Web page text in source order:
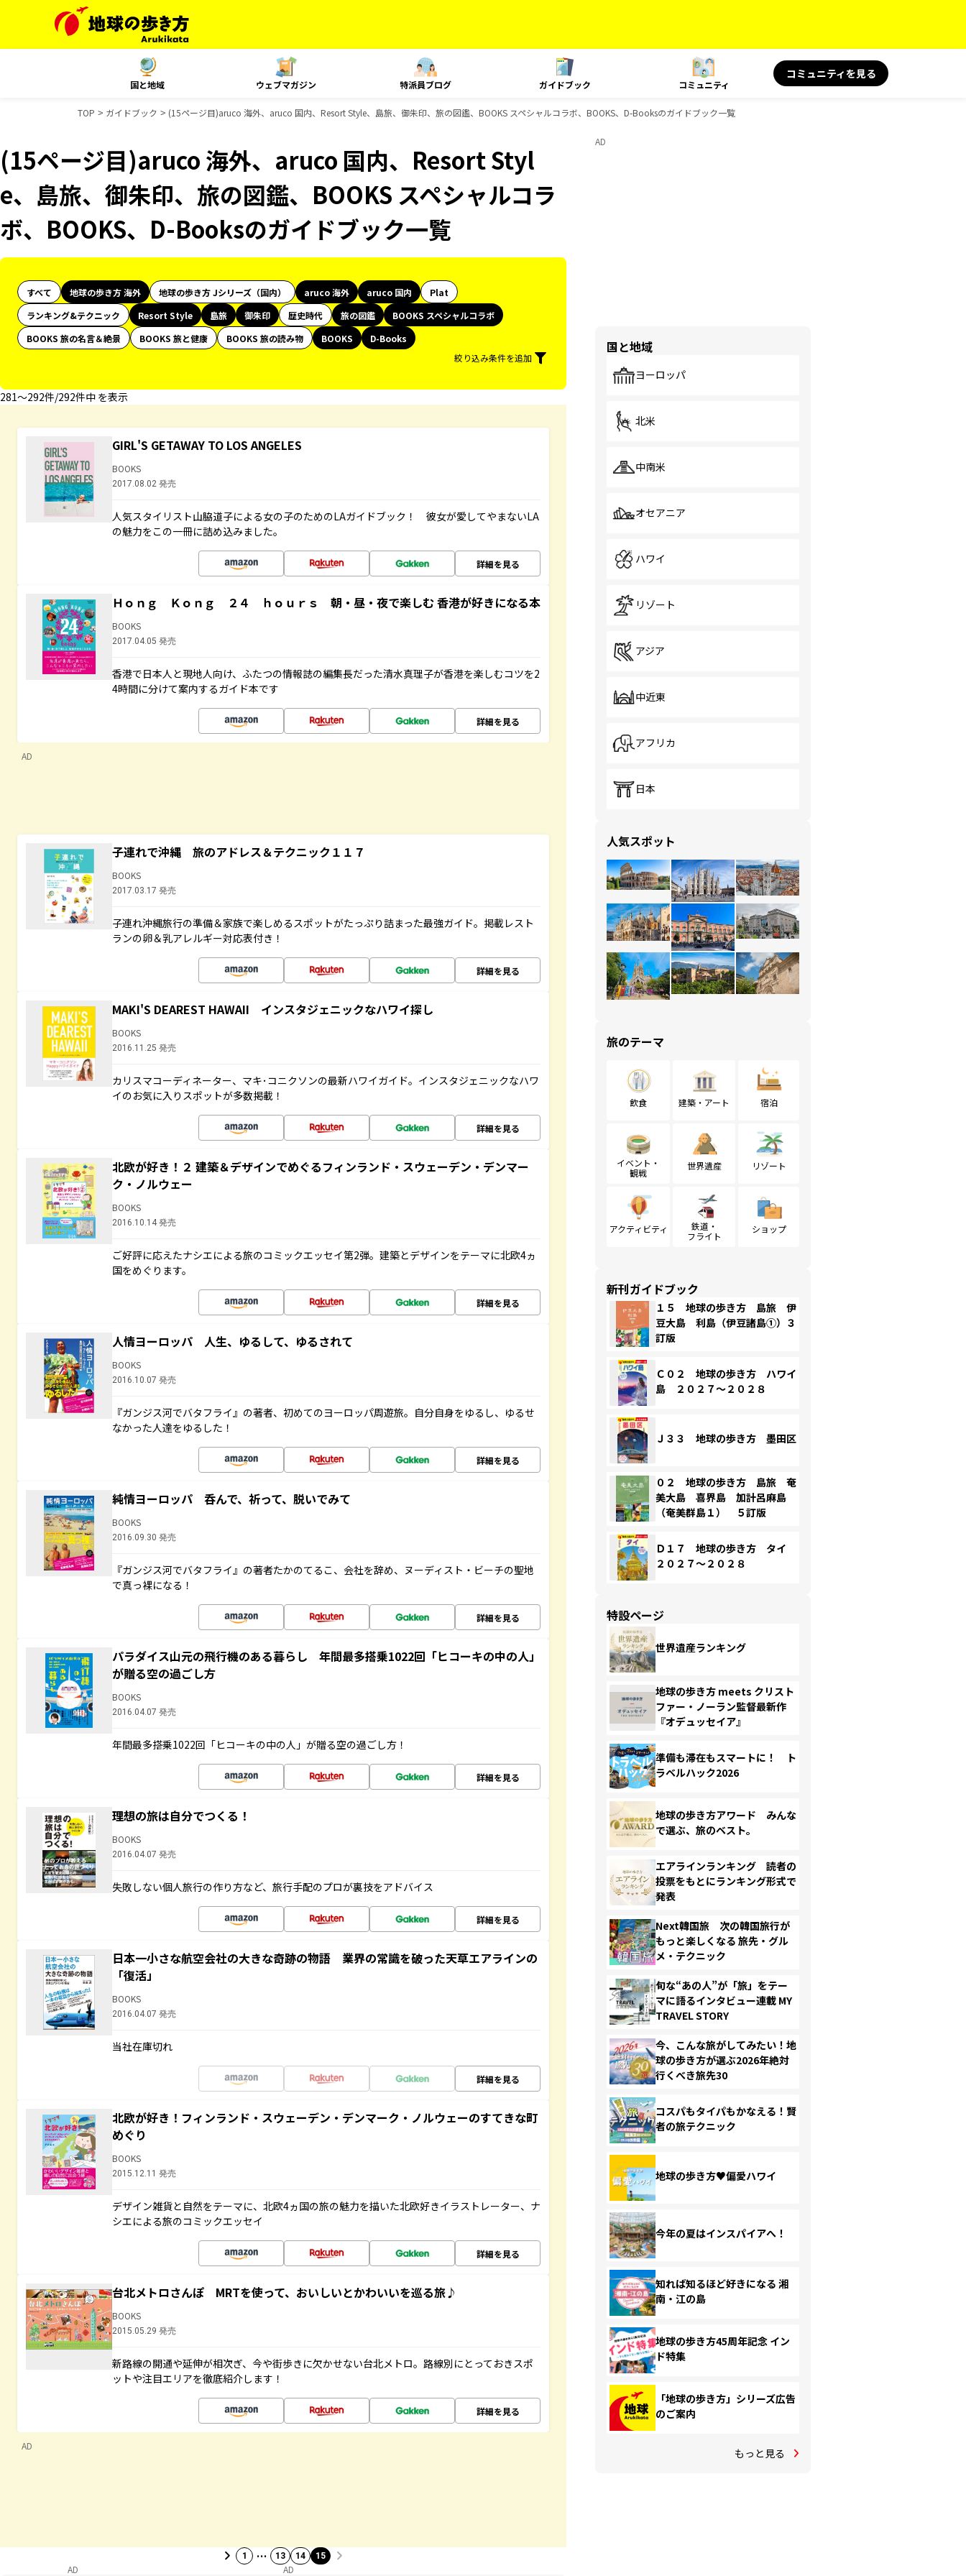
国と地域 ウェブマガジン 特派員ブログ ガイドブック コミュニティ
コミュニティを見る
TOP ガイドブック (15ページ目)aruco 海外、aruco 国内、Resort Style、島旅、御朱印、旅の図鑑、BOOKS スペシャルコラボ、BOOKS、D-Booksのガイドブック一覧
(15ページ目)aruco 海外、aruco 国内、Resort Styl
e、島旅、御朱印、旅の図鑑、BOOKS スペシャルコラ
ボ、BOOKS、D-Booksのガイドブック一覧
すべて 地球の歩き方 海外 地球の歩き方 Jシリーズ（国内） aruco 海外 aruco 国内
Plat
ランキング&テクニック
Resort Style 島旅 御朱印 歴史時代 旅の図鑑
BOOKS スペシャルコラボ
BOOKS 旅の名言＆絶景
BOOKS 旅と健康 BOOKS 旅の読み物 BOOKS
D-Books
絞り込み条件を追加
281〜292件/292件中 を表示
GIRL'S GETAWAY TO LOS ANGELES
BOOKS
2017.08.02 発売
人気スタイリスト山脇道子による女の子のためのLAガイドブック！ 彼女が愛してやまないLA
の魅力をこの一冊に詰め込みました。
詳細を見る
Ｈｏｎｇ Ｋｏｎｇ ２４ ｈｏｕｒｓ 朝・昼・夜で楽しむ 香港が好きになる本
BOOKS
2017.04.05 発売
香港で日本人と現地人向け、ふたつの情報誌の編集長だった清水真理子が香港を楽しむコツを2
4時間に分けて案内するガイド本です
詳細を見る
AD
子連れで沖縄 旅のアドレス＆テクニック１１７
BOOKS
2017.03.17 発売
子連れ沖縄旅行の準備＆家族で楽しめるスポットがたっぷり詰まった最強ガイド。掲載レスト
ランの卵＆乳アレルギー対応表付き！
詳細を見る
MAKI'S DEAREST HAWAII インスタジェニックなハワイ探し
BOOKS
2016.11.25 発売
カリスマコーディネーター、マキ･コニクソンの最新ハワイガイド。インスタジェニックなハワ
イのお気に入りスポットが多数掲載！
詳細を見る
北欧が好き！２ 建築＆デザインでめぐるフィンランド・スウェーデン・デンマー
ク・ノルウェー
BOOKS
2016.10.14 発売
ご好評に応えたナシエによる旅のコミックエッセイ第2弾。建築とデザインをテーマに北欧4ヵ
国をめぐります。
詳細を見る
人情ヨーロッパ 人生、ゆるして、ゆるされて
BOOKS
2016.10.07 発売
『ガンジス河でバタフライ』の著者、初めてのヨーロッパ周遊旅。自分自身をゆるし、ゆるせ
なかった人達をゆるした！
詳細を見る
純情ヨーロッパ 呑んで、祈って、脱いでみて
BOOKS
2016.09.30 発売
『ガンジス河でバタフライ』の著者たかのてるこ、会社を辞め、ヌーディスト・ビーチの聖地
で真っ裸になる！
詳細を見る
パラダイス山元の飛行機のある暮らし 年間最多搭乗1022回「ヒコーキの中の人」
が贈る空の過ごし方
BOOKS
2016.04.07 発売
年間最多搭乗1022回「ヒコーキの中の人」が贈る空の過ごし方！
詳細を見る
理想の旅は自分でつくる！
BOOKS
2016.04.07 発売
失敗しない個人旅行の作り方など、旅行手配のプロが裏技をアドバイス
詳細を見る
日本一小さな航空会社の大きな奇跡の物語 業界の常識を破った天草エアラインの
「復活」
BOOKS
2016.04.07 発売
当社在庫切れ
詳細を見る
北欧が好き！フィンランド・スウェーデン・デンマーク・ノルウェーのすてきな町
めぐり
BOOKS
2015.12.11 発売
デザイン雑貨と自然をテーマに、北欧4ヵ国の旅の魅力を描いた北欧好きイラストレーター、ナ
シエによる旅のコミックエッセイ
詳細を見る
台北メトロさんぽ MRTを使って、おいしいとかわいいを巡る旅♪
BOOKS
2015.05.29 発売
新路線の開通や延伸が相次ぎ、今や街歩きに欠かせない台北メトロ。路線別にとっておきスポ
ットや注目エリアを徹底紹介します！
詳細を見る
AD
1 … 13 14 15
AD AD
AD
国と地域
ヨーロッパ
北米
中南米
オセアニア
ハワイ
リゾート
アジア
中近東
アフリカ
日本
人気スポット
旅のテーマ
飲食 建築・アート 宿泊
イベント・
観戦
世界遺産 リゾート
アクティビティ
鉄道・
フライト
ショップ
新刊ガイドブック
１５ 地球の歩き方 島旅 伊
豆大島 利島（伊豆諸島①）３
訂版
Ｃ０２ 地球の歩き方 ハワイ
島 ２０２７～２０２８
Ｊ３３ 地球の歩き方 墨田区
０２ 地球の歩き方 島旅 奄
美大島 喜界島 加計呂麻島
（奄美群島１） ５訂版
Ｄ１７ 地球の歩き方 タイ
２０２７～２０２８
特設ページ
世界遺産ランキング
地球の歩き方 meets クリスト
ファー・ノーラン監督最新作
『オデュッセイア』
準備も滞在もスマートに！ ト
ラベルハック2026
地球の歩き方アワード みんな
で選ぶ、旅のベスト。
エアラインランキング 読者の
投票をもとにランキング形式で
発表
Next韓国旅 次の韓国旅行が
もっと楽しくなる 旅先・グル
メ・テクニック
旬な“あの人”が「旅」をテー
マに語るインタビュー連載 MY
TRAVEL STORY
今、こんな旅がしてみたい！地
球の歩き方が選ぶ2026年絶対
行くべき旅先30
コスパもタイパもかなえる！賢
者の旅テクニック
地球の歩き方♥偏愛ハワイ
今年の夏はインスパイアへ！
知れば知るほど好きになる 湘
南・江の島
地球の歩き方45周年記念 イン
ド特集
「地球の歩き方」シリーズ広告
のご案内
もっと見る